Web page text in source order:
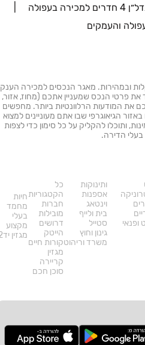
4 חדרים למכירה בעפולה
תמצאו דירה בקלות ובמהירות. מאגר הנכסים למכירה הענק
פרטי הנכס שמעניין אתכם (מחוז, אזור,
את המודעות הרלוונטיות ביותר. מחפשים
הגיאוגרפי שבו אתם מעוניינים למצוא
ותוכלו להקליק על כל סימון כדי לצפות
הדירה.
ופנאי
ותינוקות
אספנות
וינטאג
בית ולייף
סטייל
גינון וחוץ
משרד וריהוט
כל
הקטגוריות
חברות
מובילות
דרושים
הייטק
קורות חיים
מגזין
קריירה
סוכן חכם
חיות
מחמד
בעלי
מקצוע
מגזין יד2